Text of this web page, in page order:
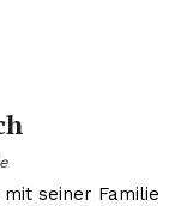
seiner Familie